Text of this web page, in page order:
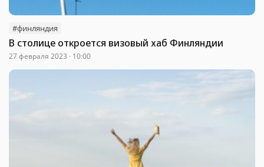
#финляндия
В столице откроется визовый хаб Финляндии
27 февраля 2023 · 10:00